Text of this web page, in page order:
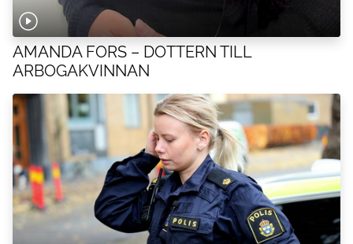
AMANDA FORS – DOTTERN TILL
ARBOGAKVINNAN